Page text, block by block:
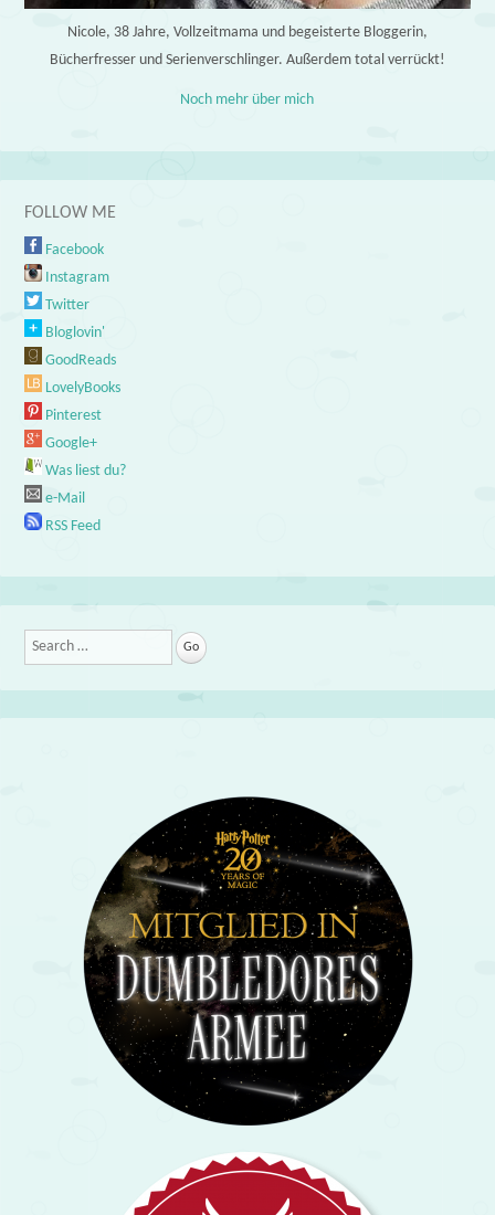
Nicole, 38 Jahre, Vollzeitmama und begeisterte Bloggerin,
Bücherfresser und Serienverschlinger. Außerdem total verrückt!
Noch mehr über mich
FOLLOW ME
Facebook
Instagram
Twitter
Bloglovin'
GoodReads
LovelyBooks
Pinterest
Google+
Was liest du?
e-Mail
RSS Feed
Search